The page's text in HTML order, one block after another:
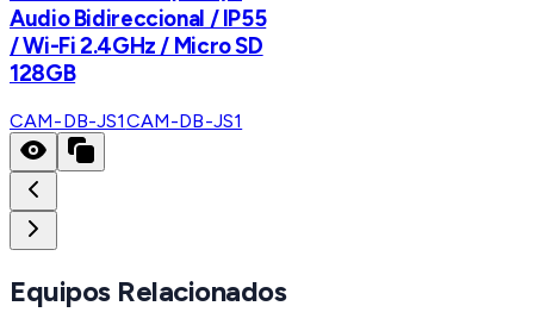
Audio Bidireccional / IP55
/ Wi-Fi 2.4GHz / Micro SD
128GB
CAM-DB-JS1CAM-DB-JS1
Equipos Relacionados